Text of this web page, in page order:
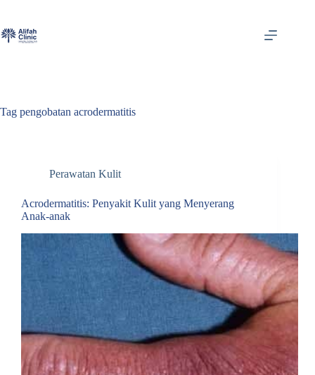
content
Tag pengobatan acrodermatitis
Perawatan Kulit
Acrodermatitis: Penyakit Kulit yang Menyerang
Anak-anak